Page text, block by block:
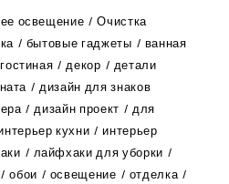
освещение
Очистка
бытовые гаджеты
ванная
гостиная декор
детали
дизайн для знаков
дизайн проект
для
кухни
интерьер
лайфхаки для уборки
обои освещение
отделка